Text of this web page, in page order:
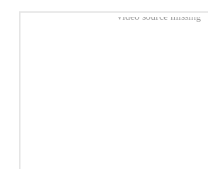
Video source missing